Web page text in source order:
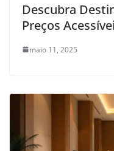
Descubra
Preços
maio 11, 2025